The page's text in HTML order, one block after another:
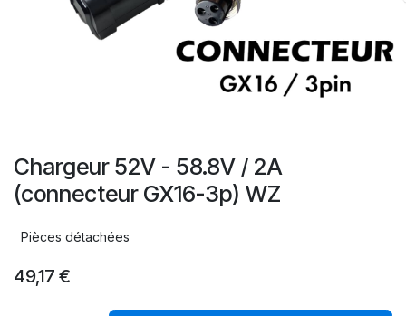
Chargeur 52V - 58.8V / 2A
(connecteur GX16-3p) WZ
Pièces détachées
49,17 €